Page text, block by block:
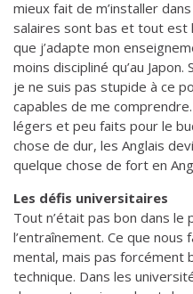
mieux fait de m’installer
salaires sont bas et tout est
que j’adapte mon
moins discipliné qu’au
je ne suis pas stupide à ce
capables de me
légers et peu faits pour le
chose de dur, les Anglais
quelque chose de fort en
Les défis universitaires
Tout n’était pas bon dans le
l’entraînement. Ce que
mental, mais pas forcément
technique. Dans les